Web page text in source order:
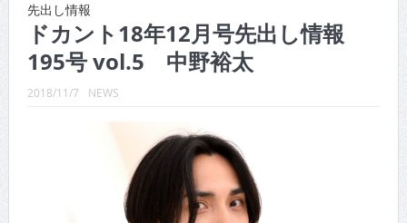
CINEMA×STYLE 289号
CINEMA×STYLE 288号
CINEMA×STYLE 287号
CINEMA×STYLE 286号
CINEMA×STYLE 285号
CINEMA×STYLE 294号
先出し情報
ドカント18年12月号先出し情報
195号 vol.5 中野裕太
2018/11/7 NEWS